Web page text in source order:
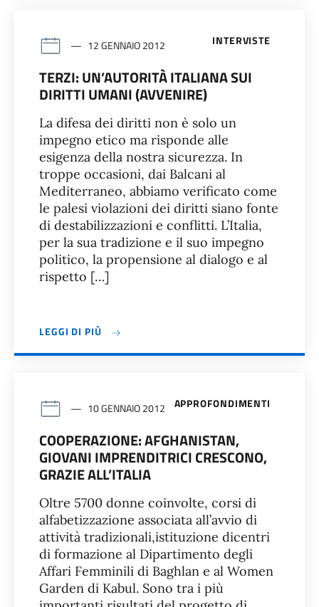
INTERVISTE
12 GENNAIO 2012
TERZI: UN’AUTORITÀ ITALIANA SUI
DIRITTI UMANI (AVVENIRE)
La difesa dei diritti non è solo un
impegno etico ma risponde alle
esigenza della nostra sicurezza. In
troppe occasioni, dai Balcani al
Mediterraneo, abbiamo verificato come
le palesi violazioni dei diritti siano fonte
di destabilizzazioni e conflitti. L’Italia,
per la sua tradizione e il suo impegno
politico, la propensione al dialogo e al
rispetto […]
LEGGI DI PIÙ
APPROFONDIMENTI
10 GENNAIO 2012
COOPERAZIONE: AFGHANISTAN,
GIOVANI IMPRENDITRICI CRESCONO,
GRAZIE ALL’ITALIA
Oltre 5700 donne coinvolte, corsi di
alfabetizzazione associata all’avvio di
attività tradizionali,istituzione dicentri
di formazione al Dipartimento degli
Affari Femminili di Baghlan e al Women
Garden di Kabul. Sono tra i più